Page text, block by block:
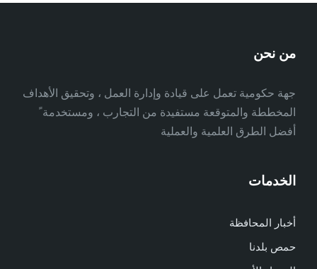
من نحن
جهة حكومية تعمل على قيادة وإدارة العمل ، وتحقيق الأهداف
المخططة والمتوقعة مستفيدة من التجارب ، ومستخدمة ً
أفضل الطرق العلمية والعملية
الخدمات
أخبار المحافظة
حمص بلدنا